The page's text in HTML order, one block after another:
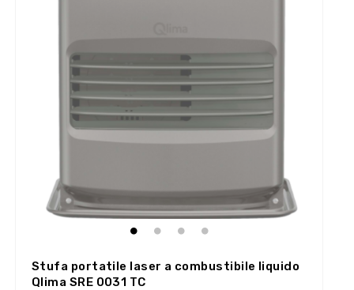
Stufa portatile laser a combustibile liquido
Qlima SRE 0031 TC